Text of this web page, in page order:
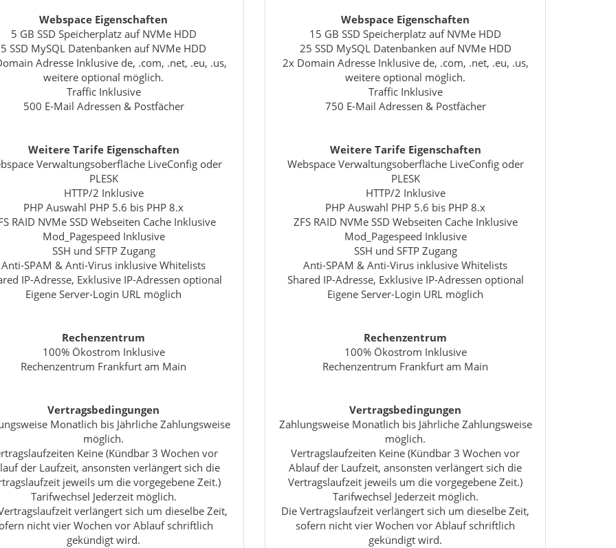
Webspace Eigenschaften
5 GB SSD Speicherplatz auf NVMe HDD
5 SSD MySQL Datenbanken auf NVMe HDD
Adresse Inklusive de, .com, .net, .eu, .us,
weitere optional möglich.
Traffic Inklusive
500 E-Mail Adressen & Postfächer
Weitere Tarife Eigenschaften
Verwaltungsoberfläche LiveConfig oder
PLESK
HTTP/2 Inklusive
PHP Auswahl PHP 5.6 bis PHP 8.x
RAID NVMe SSD Webseiten Cache Inklusive
Mod_Pagespeed Inklusive
SSH und SFTP Zugang
Anti-SPAM & Anti-Virus inklusive Whitelists
IP-Adresse, Exklusive IP-Adressen optional
Eigene Server-Login URL möglich
Rechenzentrum
100% Ökostrom Inklusive
Rechenzentrum Frankfurt am Main
Vertragsbedingungen
Monatlich bis Jährliche Zahlungsweise
möglich.
Keine (Kündbar 3 Wochen vor
der Laufzeit, ansonsten verlängert sich die
jeweils um die vorgegebene Zeit.)
Tarifwechsel Jederzeit möglich.
verlängert sich um dieselbe Zeit,
nicht vier Wochen vor Ablauf schriftlich
gekündigt wird.
Webspace Eigenschaften
15 GB SSD Speicherplatz auf NVMe HDD
25 SSD MySQL Datenbanken auf NVMe HDD
2x Domain Adresse Inklusive de, .com, .net, .eu, .us,
weitere optional möglich.
Traffic Inklusive
750 E-Mail Adressen & Postfächer
Weitere Tarife Eigenschaften
Webspace Verwaltungsoberfläche LiveConfig oder
PLESK
HTTP/2 Inklusive
PHP Auswahl PHP 5.6 bis PHP 8.x
ZFS RAID NVMe SSD Webseiten Cache Inklusive
Mod_Pagespeed Inklusive
SSH und SFTP Zugang
Anti-SPAM & Anti-Virus inklusive Whitelists
Shared IP-Adresse, Exklusive IP-Adressen optional
Eigene Server-Login URL möglich
Rechenzentrum
100% Ökostrom Inklusive
Rechenzentrum Frankfurt am Main
Vertragsbedingungen
Zahlungsweise Monatlich bis Jährliche Zahlungsweise
möglich.
Vertragslaufzeiten Keine (Kündbar 3 Wochen vor
Ablauf der Laufzeit, ansonsten verlängert sich die
Vertragslaufzeit jeweils um die vorgegebene Zeit.)
Tarifwechsel Jederzeit möglich.
Die Vertragslaufzeit verlängert sich um dieselbe Zeit,
sofern nicht vier Wochen vor Ablauf schriftlich
gekündigt wird.